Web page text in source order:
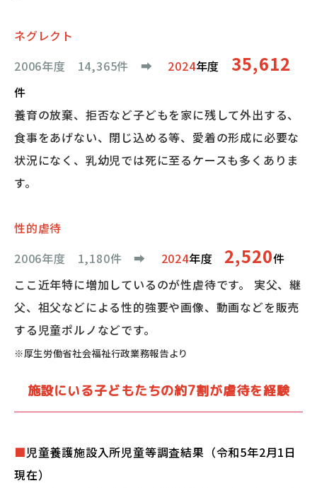
ネグレクト
2006年度 14,365件
➡︎ 2024年度 35,612
件
養育の放棄、拒否など子どもを家に残して外出する、
食事をあげない、閉じ込める等、愛着の形成に必要な
状況になく、乳幼児では死に至るケースも多くありま
す。
性的虐待
2006年度 1,180件
➡︎ 2024年度 2,520件
ここ近年特に増加しているのが性虐待です。 実父、継
父、祖父などによる性的強要や画像、動画などを販売
する児童ポルノなどです。
※厚生労働省社会福祉行政業務報告より
施設にいる子どもたちの約7割が虐待を経験
■児童養護施設入所児童等調査結果 （令和5年2月1日
現在）